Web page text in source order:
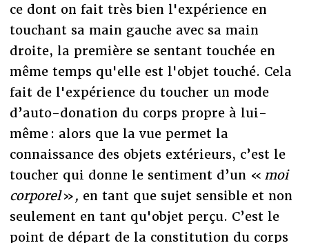
ce dont on fait très bien l'expérience en
touchant sa main gauche avec sa main
droite, la première se sentant touchée en
même temps qu'elle est l'objet touché. Cela
fait de l'expérience du toucher un mode
d’auto-donation du corps propre à lui-
même : alors que la vue permet la
connaissance des objets extérieurs, c’est le
toucher qui donne le sentiment d’un « moi
corporel», en tant que sujet sensible et non
seulement en tant qu'objet perçu. C’est le
point de départ de la constitution du corps